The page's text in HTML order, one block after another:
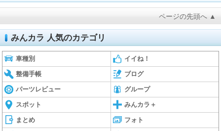
ページの先頭へ ▲
みんカラ 人気のカテゴリ
車種別 イイね！
整備手帳 ブログ
パーツレビュー グループ
スポット みんカラ＋
まとめ フォト